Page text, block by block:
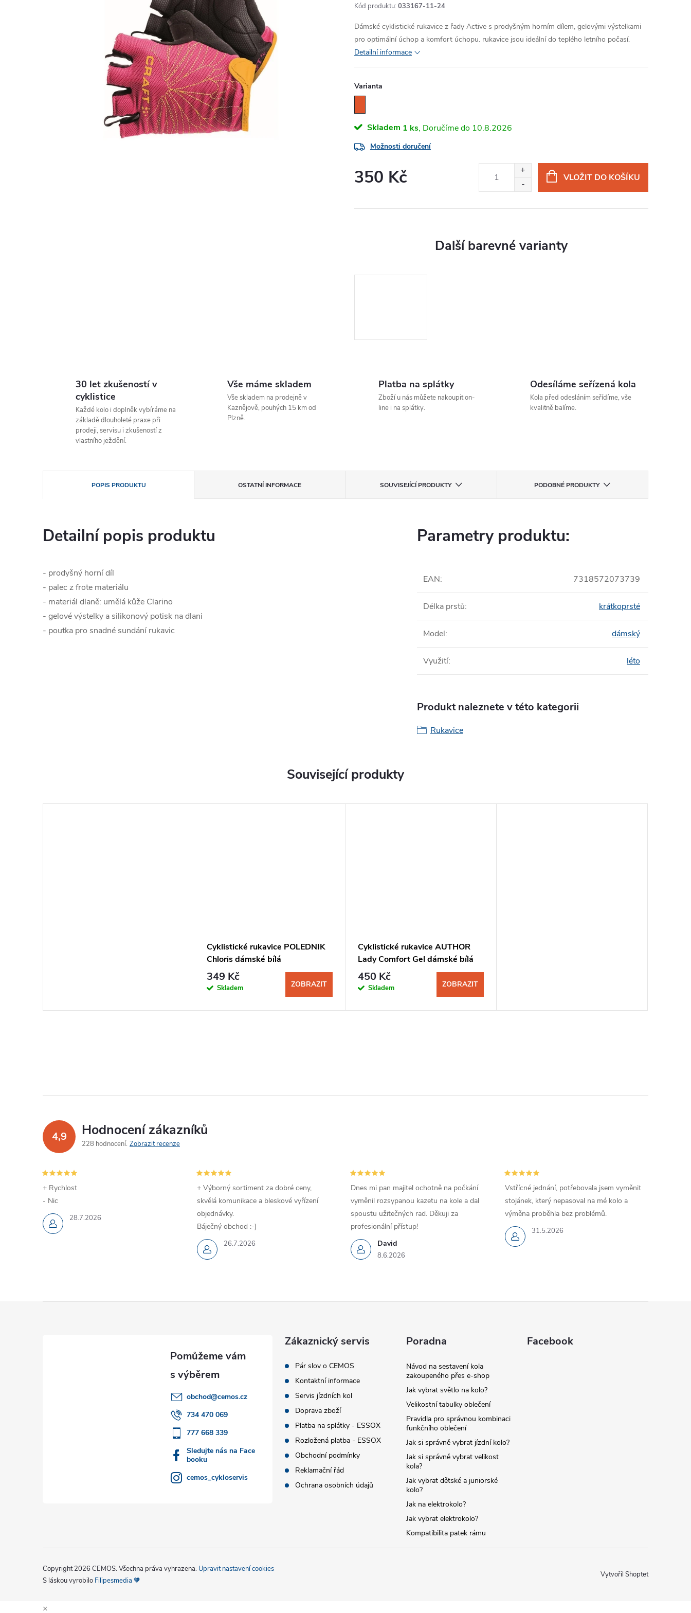
Kód produktu: 033167-11-24
Dámské cyklistické rukavice z řady Active s prodyšným horním dílem, gelovými výstelkami
pro optimální úchop a komfort úchopu. rukavice jsou ideální do teplého letního počasí.
Detailní informace
Varianta
Skladem 1 ks 10.8.2026
Možnosti doručení
350 Kč VLOŽIT DO KOŠÍKU
30 let zkušeností v
cyklistice
Každé kolo i doplněk vybíráme na
základě dlouholeté praxe při
prodeji, servisu i zkušeností z
vlastního ježdění.
Vše máme skladem
Vše skladem na prodejně v
Kaznějově, pouhých 15 km od
Plzně.
Platba na splátky
Zboží u nás můžete nakoupit on-
line i na splátky.
Odesíláme seřízená kola
Kola před odesláním seřídíme, vše
kvalitně balíme.
POPIS PRODUKTU OSTATNÍ INFORMACE SOUVISEJÍCÍ PRODUKTY PODOBNÉ PRODUKTY
Detailní popis produktu
- prodyšný horní díl
- palec z frote materiálu
- materiál dlaně: umělá kůže Clarino
- gelové výstelky a silikonový potisk na dlani
- poutka pro snadné sundání rukavic
Parametry produktu:
EAN: 7318572073739
Délka prstů: krátkoprsté
Model: dámský
Využití: léto
Produkt naleznete v této kategorii
Rukavice
Související produkty
Cyklistické rukavice POLEDNIK
Chloris dámské bílá
349 Kč
Skladem ZOBRAZIT
Cyklistické rukavice AUTHOR
Lady Comfort Gel dámské bílá
450 Kč
Skladem ZOBRAZIT
4,9 Hodnocení zákazníků
228 hodnocení Zobrazit recenze
28.7.2026
+ Rychlost
- Nic
26.7.2026
+ Výborný sortiment za dobré ceny,
skvělá komunikace a bleskové vyřízení
objednávky.
Báječný obchod :-)
David
8.6.2026
Dnes mi pan majitel ochotně na počkání
vyměnil rozsypanou kazetu na kole a dal
spoustu užitečných rad. Děkuji za
profesionální přístup!
31.5.2026
Vstřícné jednání, potřebovala jsem vyměnit
stojánek, který nepasoval na mé kolo a
výměna proběhla bez problémů.
obchod@cemos.cz
734 470 069
777 668 339
Sledujte nás na Face
booku
cemos_cykloservis
Zákaznický servis
Pár slov o CEMOS
Kontaktní informace
Servis jízdních kol
Doprava zboží
Platba na splátky - ESSOX
Rozložená platba - ESSOX
Obchodní podmínky
Reklamační řád
Ochrana osobních údajů
Poradna
Návod na sestavení kola
zakoupeného přes e-shop
Jak vybrat světlo na kolo?
Velikostní tabulky oblečení
Pravidla pro správnou kombinaci
funkčního oblečení
Jak si správně vybrat jízdní kolo?
Jak si správně vybrat velikost
kola?
Jak vybrat dětské a juniorské
kolo?
Jak na elektrokolo?
Jak vybrat elektrokolo?
Kompatibilita patek rámu
Facebook
Vytvořil Shoptet
Copyright 2026 CEMOS. Všechna práva vyhrazena. Upravit nastavení cookies
S láskou vyrobilo Filipesmedia 🧡
×